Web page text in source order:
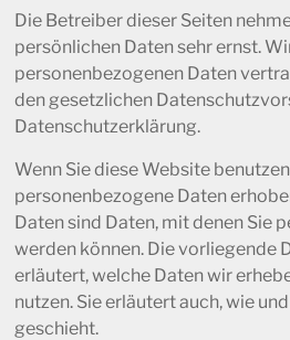
Die Betreiber dieser Seiten
persönlichen Daten sehr ernst.
personenbezogenen Daten
den gesetzlichen
Datenschutzerklärung.
Wenn Sie diese Website
personenbezogene Daten
Daten sind Daten, mit denen Sie
werden können. Die vorliegende
erläutert, welche Daten wir
nutzen. Sie erläutert auch, wie
geschieht.